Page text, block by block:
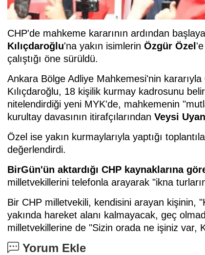
CHP'de mahkeme kararının ardından
Kılıçdaroğlu'na yakın isimlerin Özgür Özel
çalıştığı öne sürüldü.
Ankara Bölge Adliye Mahkemesi'nin
Kılıçdaroğlu, 18 kişilik kurmay kadrosunu
nitelendirdiği yeni MYK'de, mahkemenin
kurultay davasının itirafçılarından Veysi
Özel ise yakın kurmaylarıyla yaptığı
değerlendirdi.
BirGün'ün aktardığı CHP kaynaklarına
milletvekillerini telefonla arayarak "ikna
Bir CHP milletvekili, kendisini arayan kişinin,
yakında hareket alanı kalmayacak, geç
milletvekillerine de "Sizin orada ne işiniz var,
Yorum Ekle